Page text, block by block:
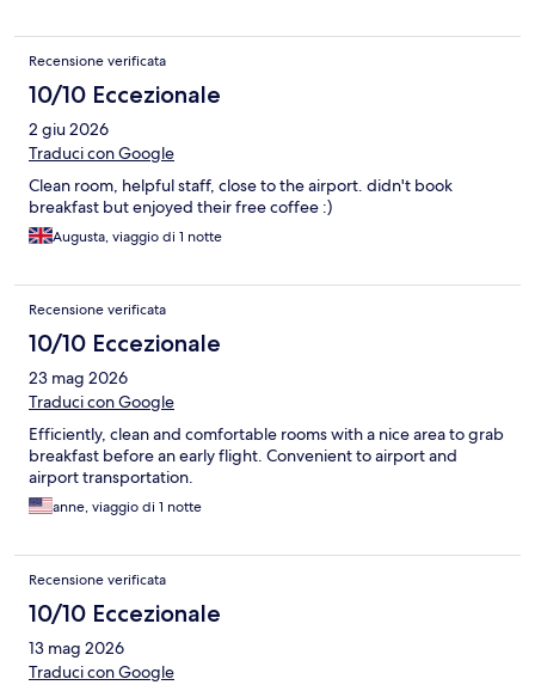
Recensione verificata
10/10 Eccezionale
2 giu 2026
Traduci con Google
Clean room, helpful staff, close to the airport. didn't book
breakfast but enjoyed their free coffee :)
Augusta, viaggio di 1 notte
Recensione verificata
10/10 Eccezionale
23 mag 2026
Traduci con Google
Efficiently, clean and comfortable rooms with a nice area to grab
breakfast before an early flight. Convenient to airport and
airport transportation.
anne, viaggio di 1 notte
Recensione verificata
10/10 Eccezionale
13 mag 2026
Traduci con Google